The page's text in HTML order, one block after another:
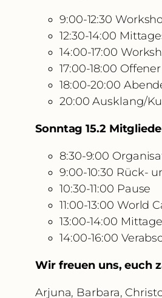
9:00-12:30
12:30-14:00
14:00-17:00
17:00-18:00
18:00-20:00
20:00 Ausklang/
Sonntag 15.2
8:30-9:00
9:00-10:30 Rück-
10:30-11:00 Pause
11:00-13:00 World
13:00-14:00
14:00-16:00
Wir freuen uns, euch
Arjuna, Barbara,